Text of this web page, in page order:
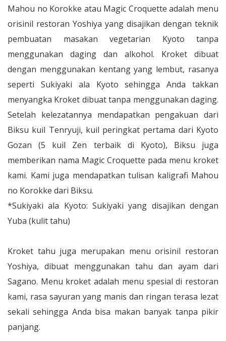
Mahou no Korokke atau Magic Croquette adalah menu
orisinil restoran Yoshiya yang disajikan dengan teknik
pembuatan masakan vegetarian Kyoto tanpa
menggunakan daging dan alkohol. Kroket dibuat
dengan menggunakan kentang yang lembut, rasanya
seperti Sukiyaki ala Kyoto sehingga Anda takkan
menyangka Kroket dibuat tanpa menggunakan daging.
Setelah kelezatannya mendapatkan pengakuan dari
Biksu kuil Tenryuji, kuil peringkat pertama dari Kyoto
Gozan (5 kuil Zen terbaik di Kyoto), Biksu juga
memberikan nama Magic Croquette pada menu kroket
kami. Kami juga mendapatkan tulisan kaligrafi Mahou
no Korokke dari Biksu.
*Sukiyaki ala Kyoto: Sukiyaki yang disajikan dengan
Yuba (kulit tahu)
Kroket tahu juga merupakan menu orisinil restoran
Yoshiya, dibuat menggunakan tahu dan ayam dari
Sagano. Menu kroket adalah menu spesial di restoran
kami, rasa sayuran yang manis dan ringan terasa lezat
sekali sehingga Anda bisa makan banyak tanpa pikir
panjang.